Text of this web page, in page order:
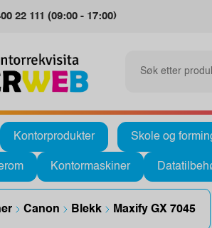
22 111 (09:00 - 17:00)
Kontorprodukter Skole og
Kontormaskiner
Canon Blekk Maxify GX 7045